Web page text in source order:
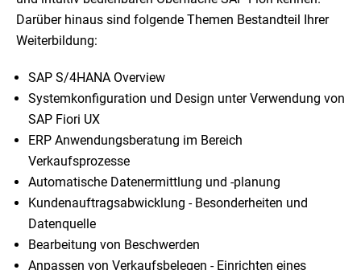
Darüber hinaus sind folgende Themen Bestandteil Ihrer
Weiterbildung:
SAP S/4HANA Overview
Systemkonfiguration und Design unter Verwendung von
SAP Fiori UX
ERP Anwendungsberatung im Bereich
Verkaufsprozesse
Automatische Datenermittlung und -planung
Kundenauftragsabwicklung - Besonderheiten und
Datenquelle
Bearbeitung von Beschwerden
Anpassen von Verkaufsbelegen - Einrichten eines